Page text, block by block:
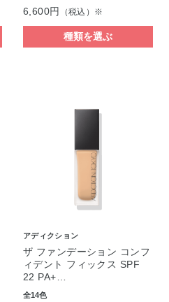
6,600円 （税込）※
種類を選ぶ
アディクション
ザ ファンデーション コンフ
ィデント フィックス SPF
22 PA+…
全14色